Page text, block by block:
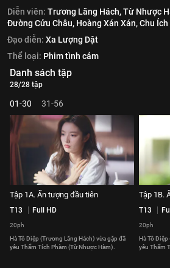
Diễn viên: Trương Lăng Hách,Từ Nhược
Đường Cửu Châu, Hoàng Xán Xán,Chu
Đạo diễn: Xa Lượng Dật
Thể loại: Phim tình cảm
Danh sách tập
28/28 tập
01-30 31-56
Tập 1A. Ấn tượng đầu tiên
T13 Full HD
20ph
Hà Tô Diệp (Trương Lăng Hách) vừa gặp đã
yêu Thẩm Tích Phàm (Từ Nhược Hàm).
Tập 1B.
T13
20ph
Hà Tô
yêu Thẩm